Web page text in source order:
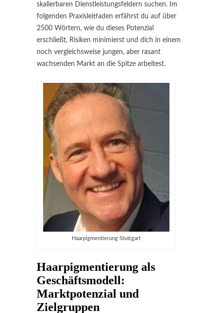
skalierbaren Dienstleistungsfeldern suchen. Im
folgenden Praxisleitfaden erfährst du auf über
2500 Wörtern, wie du dieses Potenzial
erschließt, Risiken minimierst und dich in einem
noch vergleichsweise jungen, aber rasant
wachsenden Markt an die Spitze arbeitest.
Haarpigmentierung Stuttgart
Haarpigmentierung als
Geschäftsmodell:
Marktpotenzial und
Zielgruppen